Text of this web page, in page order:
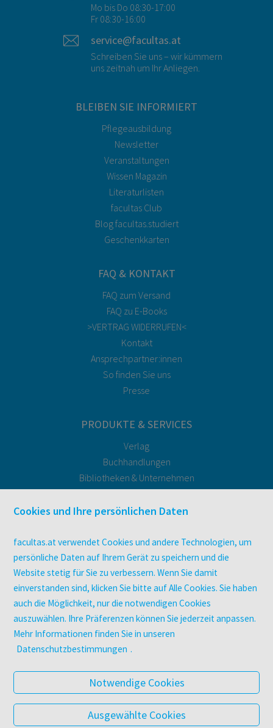
Mo bis Do 08:30-17:00
Fr 08:30-16:00
service@facultas.at
Schreiben Sie uns – wir kümmern
uns zeitnah um Ihr Anliegen.
BLEIBEN SIE INFORMIERT
Pflegeausbildung
Newsletter
Veranstaltungen
Wissen Magazin
Literaturlisten
facultas Club
Blog facultas.studiert
Geschenkkarten
FAQ & KONTAKT
FAQ zum Versand
FAQ zu E-Books
>VERTRAG WIDERRUFEN<
Kontakt
Ansprechpartner:innen
So finden Sie uns
Presse
PRODUKTE & SERVICES
Verlag
Buchhandlungen
Bibliotheken & Unternehmen
facultas Bindeservice
Druckerei facultas druckt.
Zeitschriften
Digitale Angebote
UNTERNEHMEN
Über facultas
facultas Kooperationen
Datenschutz & Cookies
AGB
Barrierefreiheit
Cookies und Ihre persönlichen Daten
facultas.at verwendet Cookies und andere Technologien, um
persönliche Daten auf Ihrem Gerät zu speichern und die
Website stetig für Sie zu verbessern. Wenn Sie damit
einverstanden sind, klicken Sie bitte auf Alle Cookies. Sie haben
auch die Möglichkeit, nur die notwendigen Cookies
auszuwählen. Ihre Präferenzen können Sie jederzeit anpassen.
Mehr Informationen finden Sie in unseren
Datenschutzbestimmungen .
Notwendige Cookies
Ausgewählte Cookies